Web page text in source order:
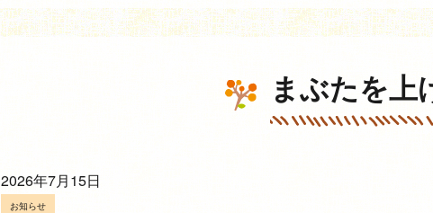
まぶたを上
2026年7月15日
お知らせ